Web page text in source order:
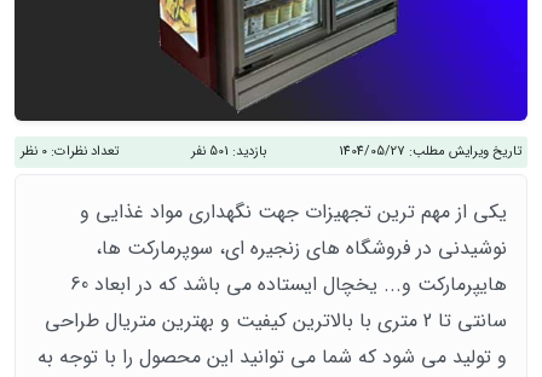
تاریخ ویرایش مطلب: 1404/05/27 بازدید: 501 نفر تعداد نظرات: 0 نظر
یکی از مهم ترین تجهیزات جهت نگهداری مواد غذایی و
نوشیدنی در فروشگاه های زنجیره ای، سوپرمارکت ها،
هایپرمارکت و... یخچال ایستاده می باشد که در ابعاد 60
سانتی تا 2 متری با بالاترین کیفیت و بهترین متریال طراحی
و تولید می شود که شما می توانید این محصول را با توجه به